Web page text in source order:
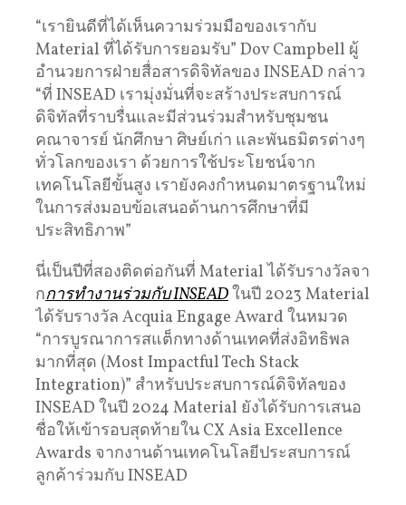
“เรายินดีที่ได้เห็นความร่วมมือของเรากับ
Material ที่ได้รับการยอมรับ” Dov Campbell ผู้
อํานวยการฝ่ายสื่อสารดิจิทัลของ INSEAD กล่าว
“ที่ INSEAD เรามุ่งมั่นที่จะสร้างประสบการณ์
ดิจิทัลที่ราบรื่นและมีส่วนร่วมสําหรับชุมชน
คณาจารย์ นักศึกษา ศิษย์เก่า และพันธมิตรต่างๆ
ทั่วโลกของเรา ด้วยการใช้ประโยชน์จาก
เทคโนโลยีขั้นสูง เรายังคงกําหนดมาตรฐานใหม่
ในการส่งมอบข้อเสนอด้านการศึกษาที่มี
ประสิทธิภาพ”
นี่เป็นปีที่สองติดต่อกันที่ Material ได้รับรางวัลจา
กการทํางานร่วมกับ INSEADในปี 2023 Material
ได้รับรางวัล Acquia Engage Award ในหมวด
“การบูรณาการสแต็กทางด้านเทคที่ส่งอิทธิพล
มากที่สุด (Most Impactful Tech Stack
Integration)” สําหรับประสบการณ์ดิจิทัลของ
INSEAD ในปี 2024 Material ยังได้รับการเสนอ
ชื่อให้เข้ารอบสุดท้ายใน CX Asia Excellence
Awards จากงานด้านเทคโนโลยีประสบการณ์
ลูกค้าร่วมกับ INSEAD